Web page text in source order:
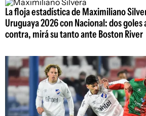
La floja estadística de Maximiliano
Uruguaya 2026 con Nacional: dos goles
contra, mirá su tanto ante Boston River